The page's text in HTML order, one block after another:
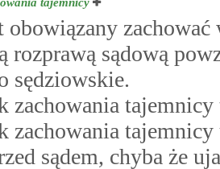
obowiązany
rozprawą sądową
sędziowskie.
zachowania
zachowania tajemnicy
sądem, chyba że